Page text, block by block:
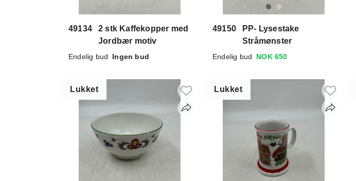
49134
2 stk Kaffekopper med
Jordbær motiv
Endelig bud Ingen bud
49150
PP- Lysestake
Stråmønster
Endelig bud NOK 650
Lukket Lukket